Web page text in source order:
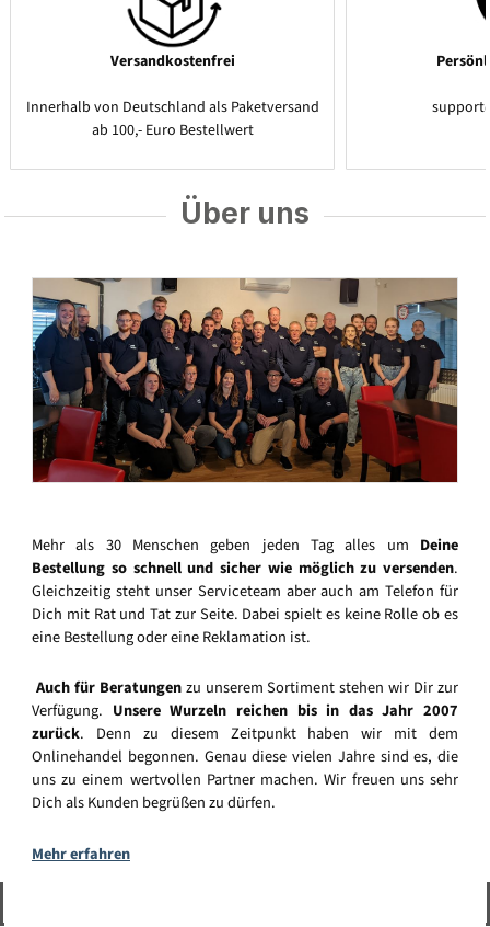
Versandkostenfrei
Innerhalb von Deutschland als Paketversand
ab 100,- Euro Bestellwert
Über uns
Mehr als 30 Menschen geben jeden Tag alles um Deine
Bestellung so schnell und sicher wie möglich zu versenden.
Gleichzeitig steht unser Serviceteam aber auch am Telefon für
Dich mit Rat und Tat zur Seite. Dabei spielt es keine Rolle ob es
eine Bestellung oder eine Reklamation ist.
Auch für Beratungenzu unserem Sortiment stehen wir Dir zur
Verfügung. Unsere Wurzeln reichen bis in das Jahr 2007
zurück. Denn zu diesem Zeitpunkt haben wir mit dem
Onlinehandel begonnen. Genau diese vielen Jahre sind es, die
uns zu einem wertvollen Partner machen. Wir freuen uns sehr
Dich als Kunden begrüßen zu dürfen.
Mehr erfahren